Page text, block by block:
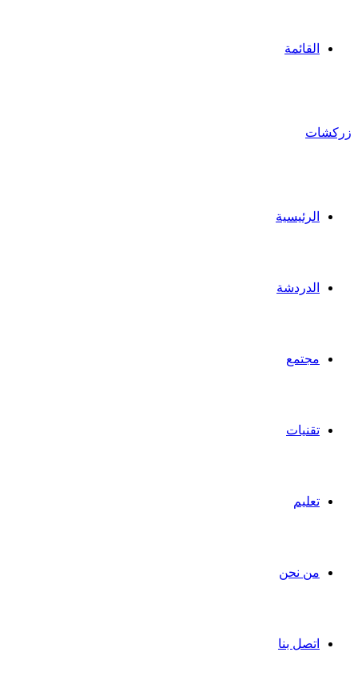
القائمة
زركشات
الرئيسية
الدردشة
مجتمع
تقنيات
تعليم
من نحن
اتصل بنا